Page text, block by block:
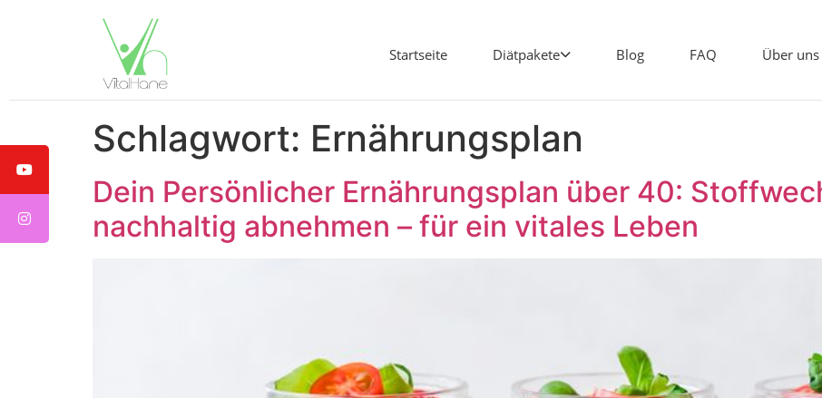
Startseite Diätpakete Blog FAQ Über uns
Schlagwort: Ernährungsplan
Dein Persönlicher Ernährungsplan über 40:
nachhaltig abnehmen – für ein vitales Leben